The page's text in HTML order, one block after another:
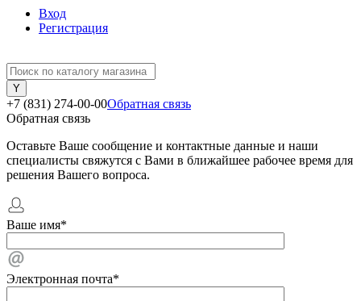
Вход
Регистрация
+7 (831) 274-00-00Обратная связь
Обратная связь
Оставьте Ваше сообщение и контактные данные и наши
специалисты свяжутся с Вами в ближайшее рабочее время для
решения Вашего вопроса.
Ваше имя*
Электронная почта*